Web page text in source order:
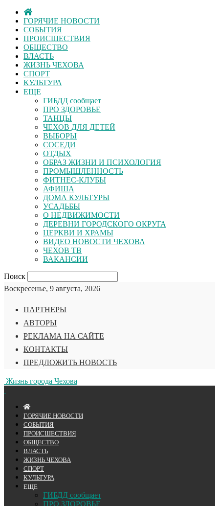
ГОРЯЧИЕ НОВОСТИ
СОБЫТИЯ
ПРОИСШЕСТВИЯ
ОБЩЕСТВО
ВЛАСТЬ
ЖИЗНЬ ЧЕХОВА
СПОРТ
КУЛЬТУРА
ЕЩЕ
ГИБДД сообщает
ПРО ЗДОРОВЬЕ
ТАНЦЫ
ЧЕХОВ ДЛЯ ДЕТЕЙ
ВЫБОРЫ
СОСЕДИ
ОТДЫХ
ОБРАЗ ЖИЗНИ И ПСИХОЛОГИЯ
ПРОМЫШЛЕННОСТЬ
ФИТНЕС-КЛУБЫ
АФИША
ДОМА КУЛЬТУРЫ
УСАДЬБЫ
О НЕДВИЖИМОСТИ
ДЕРЕВНИ ГОРОДСКОГО ОКРУГА
ЦЕРКВИ И ХРАМЫ
ВИДЕО НОВОСТИ ЧЕХОВА
ЧЕХОВ ТВ
ВАКАНСИИ
Поиск
Воскресенье, 9 августа, 2026
ПАРТНЕРЫ
АВТОРЫ
РЕКЛАМА НА САЙТЕ
КОНТАКТЫ
ПРЕДЛОЖИТЬ НОВОСТЬ
Жизнь города Чехова
ГОРЯЧИЕ НОВОСТИ
СОБЫТИЯ
ПРОИСШЕСТВИЯ
ОБЩЕСТВО
ВЛАСТЬ
ЖИЗНЬ ЧЕХОВА
СПОРТ
КУЛЬТУРА
ЕЩЕ
ГИБДД сообщает
ПРО ЗДОРОВЬЕ